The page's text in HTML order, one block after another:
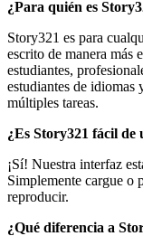
¿Para quién es
Story321 es para
escrito de manera más
estudiantes,
estudiantes de idiomas
múltiples tareas.
¿Es Story321 fácil de
¡Sí! Nuestra interfaz
Simplemente cargue o
reproducir.
¿Qué diferencia a